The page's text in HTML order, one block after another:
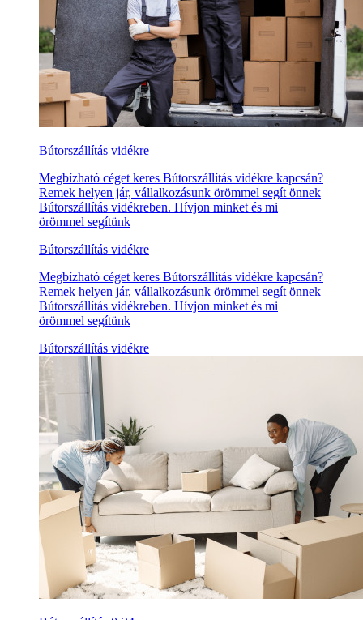
Bútorszállítás vidékre
Megbízható céget keres Bútorszállítás vidékre kapcsán?
Remek helyen jár, vállalkozásunk örömmel segít önnek
Bútorszállítás vidékreben. Hívjon minket és mi
örömmel segítünk
Bútorszállítás vidékre
Megbízható céget keres Bútorszállítás vidékre kapcsán?
Remek helyen jár, vállalkozásunk örömmel segít önnek
Bútorszállítás vidékreben. Hívjon minket és mi
örömmel segítünk
Bútorszállítás vidékre